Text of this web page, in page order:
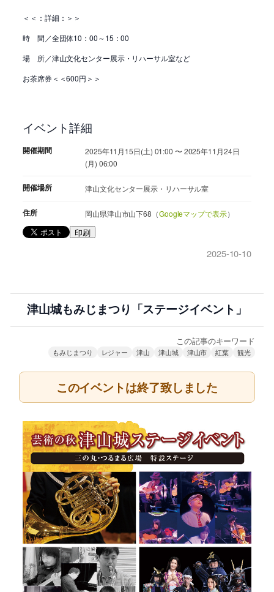
＜＜：詳細：＞＞
時 間／全団体10：00～15：00
場 所／津山文化センター展示・リハーサル室など
お茶席券＜＜600円＞＞
イベント詳細
開催期間
2025年11月15日(土) 01:00 〜 2025年11月24日
(月) 06:00
開催場所 津山文化センター展示・リハーサル室
住所 岡山県津山市山下68（Googleマップで表示）
印刷
2025-10-10
津山城もみじまつり「ステージイベント」
この記事のキーワード
もみじまつり レジャー 津山 津山城 津山市 紅葉 観光
このイベントは終了致しました